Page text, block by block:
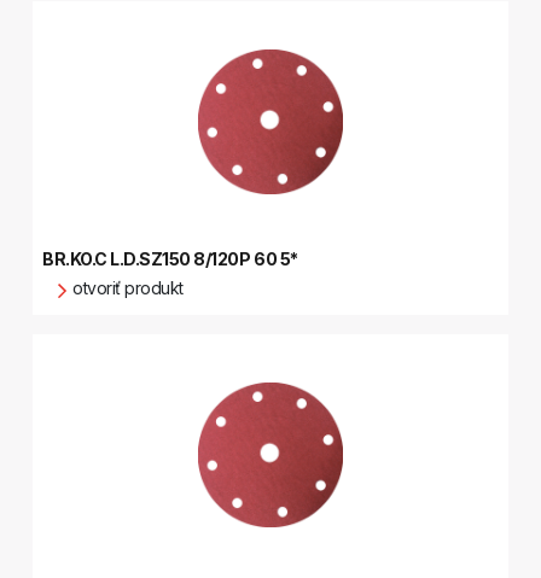
BR.KO.C L.D.SZ150 8/120P 60 5*
otvoriť produkt